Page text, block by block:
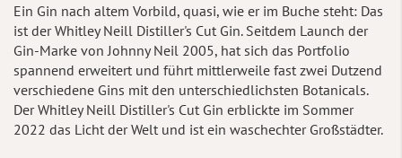
Ein Gin nach altem Vorbild, quasi, wie er im Buche steht: Das
ist der Whitley Neill Distiller's Cut Gin. Seitdem Launch der
Gin-Marke von Johnny Neil 2005, hat sich das Portfolio
spannend erweitert und führt mittlerweile fast zwei Dutzend
verschiedene Gins mit den unterschiedlichsten Botanicals.
Der Whitley Neill Distiller's Cut Gin erblickte im Sommer
2022 das Licht der Welt und ist ein waschechter Großstädter.